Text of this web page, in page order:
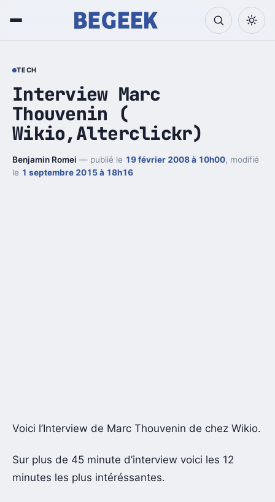
TECH
Interview Marc
Thouvenin (
Wikio,Alterclickr)
Benjamin Romei — publié le 19 février 2008 à 10h00, modifié
le 1 septembre 2015 à 18h16
Voici l’Interview de Marc Thouvenin de chez Wikio.
Sur plus de 45 minute d’interview voici les 12
minutes les plus intéréssantes.